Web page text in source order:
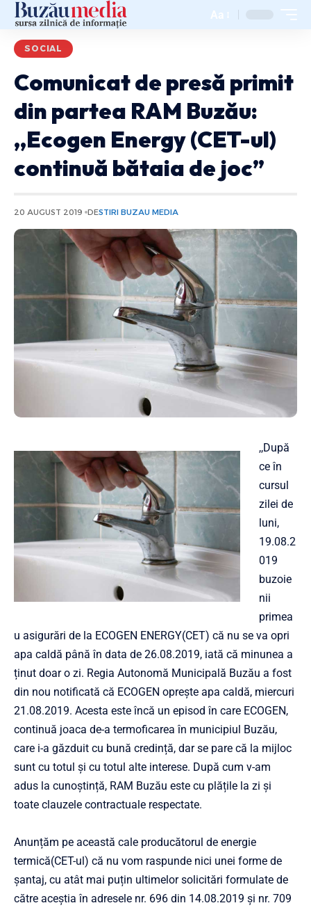
Aa
SOCIAL
Comunicat de presă primit
din partea RAM Buzău:
,,Ecogen Energy (CET-ul)
continuă bătaia de joc”
20 AUGUST 2019 DESTIRI BUZAU MEDIA
,,După
ce în
cursul
zilei de
luni,
19.08.2
019
buzoie
nii
primea
u asigurări de la ECOGEN ENERGY(CET) că nu se va opri
apa caldă până în data de 26.08.2019, iată că minunea a
ținut doar o zi. Regia Autonomă Municipală Buzău a fost
din nou notificată că ECOGEN oprește apa caldă, miercuri
21.08.2019. Acesta este încă un episod în care ECOGEN,
continuă joaca de-a termoficarea în municipiul Buzău,
care i-a găzduit cu bună credință, dar se pare că la mijloc
sunt cu totul și cu totul alte interese. După cum v-am
adus la cunoștință, RAM Buzău este cu plățile la zi și
toate clauzele contractuale respectate.
Anunțăm pe această cale producătorul de energie
termică(CET-ul) că nu vom raspunde nici unei forme de
șantaj, cu atât mai puțin ultimelor solicitări formulate de
către aceștia în adresele nr. 696 din 14.08.2019 și nr. 709